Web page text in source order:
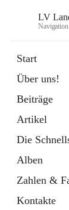
LV
Navigation
Start
Über uns!
Beiträge
Artikel
Die
Alben
Zahlen &
Kontakte
Externe
in
Tab